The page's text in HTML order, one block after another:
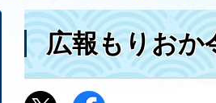
広報もりおか